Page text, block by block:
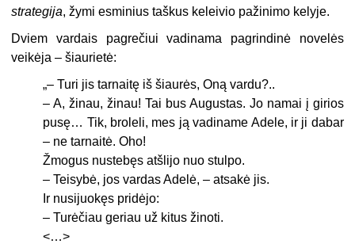
strategija, žymi esminius taškus keleivio pažinimo kelyje.
Dviem vardais pagrečiui vadinama pagrindinė novelės
veikėja – šiaurietė:
„– Turi jis tarnaitę iš šiaurės, Oną vardu?..
– A, žinau, žinau! Tai bus Augustas. Jo namai į girios
pusę… Tik, broleli, mes ją vadiname Adele, ir ji dabar
– ne tarnaitė. Oho!
Žmogus nustebęs atšlijo nuo stulpo.
– Teisybė, jos vardas Adelė, – atsakė jis.
Ir nusijuokęs pridėjo:
– Turėčiau geriau už kitus žinoti.
<…>